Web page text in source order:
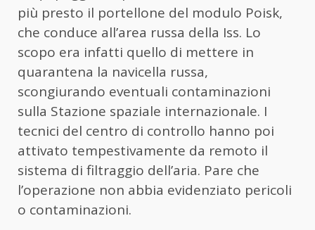
più presto il portellone del modulo Poisk,
che conduce all’area russa della Iss. Lo
scopo era infatti quello di mettere in
quarantena la navicella russa,
scongiurando eventuali contaminazioni
sulla Stazione spaziale internazionale. I
tecnici del centro di controllo hanno poi
attivato tempestivamente da remoto il
sistema di filtraggio dell’aria. Pare che
l’operazione non abbia evidenziato pericoli
o contaminazioni.